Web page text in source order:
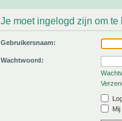
Je moet ingelogd zijn om
Gebruikersnaam:
Wachtwoord: